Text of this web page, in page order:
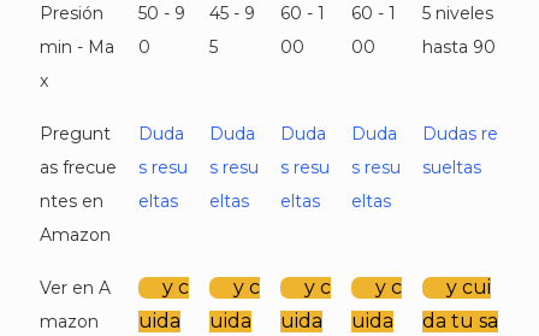
Presión
min - Ma
x
50 - 9
0
45 - 9
5
60 - 1
00
60 - 1
00
5 niveles
hasta 90
Pregunt
as frecue
ntes en
Amazon
Duda
s resu
eltas
Duda
s resu
eltas
Duda
s resu
eltas
Duda
s resu
eltas
Dudas re
sueltas
Ver en A
mazon
y c
uida
y c
uida
y c
uida
y c
uida
y cui
da tu sa